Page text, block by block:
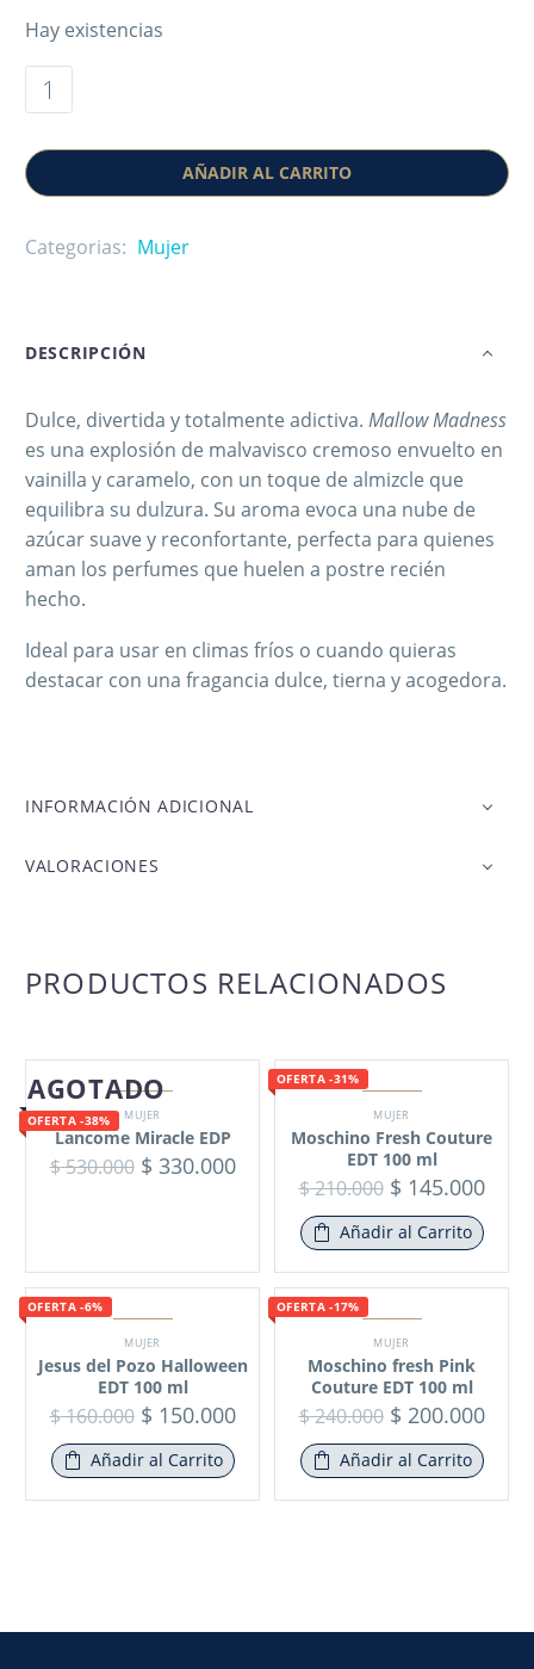
Hay existencias
AÑADIR AL CARRITO
Categorias: Mujer
DESCRIPCIÓN
Dulce, divertida y totalmente adictiva. Mallow Madness
es una explosión de malvavisco cremoso envuelto en
vainilla y caramelo, con un toque de almizcle que
equilibra su dulzura. Su aroma evoca una nube de
azúcar suave y reconfortante, perfecta para quienes
aman los perfumes que huelen a postre recién
hecho.
Ideal para usar en climas fríos o cuando quieras
destacar con una fragancia dulce, tierna y acogedora.
INFORMACIÓN ADICIONAL
VALORACIONES
PRODUCTOS RELACIONADOS
AGOTADO
OFERTA -38% MUJER
Lancome Miracle EDP
$530.000 $ 330.000
OFERTA -31%
MUJER
Moschino Fresh Couture
EDT 100 ml
$210.000 $ 145.000
Añadir al Carrito
OFERTA -6%
MUJER
Jesus del Pozo Halloween
EDT 100 ml
$160.000 $ 150.000
Añadir al Carrito
OFERTA -17%
MUJER
Moschino fresh Pink
Couture EDT 100 ml
$240.000 $ 200.000
Añadir al Carrito